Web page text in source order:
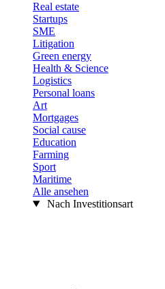
Real estate
Startups
SME
Litigation
Green energy
Health & Science
Logistics
Personal loans
Art
Mortgages
Social cause
Education
Farming
Sport
Maritime
Alle ansehen
Nach Investitionsart